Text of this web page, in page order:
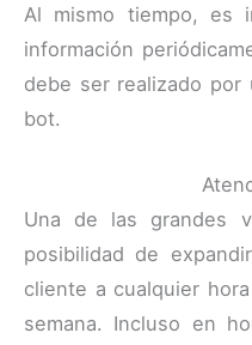
Al mismo tiempo, es
información
debe ser realizado por
bot.
Una de las grandes
posibilidad de
cliente a cualquier
semana. Incluso en